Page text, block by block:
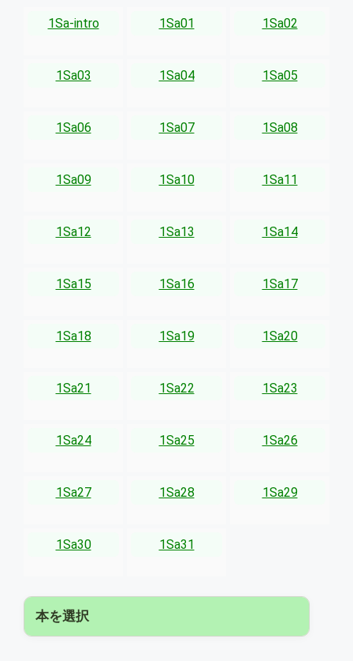
1Sa-intro 1Sa01 1Sa02
1Sa03 1Sa04 1Sa05
1Sa06 1Sa07 1Sa08
1Sa09 1Sa10 1Sa11
1Sa12 1Sa13 1Sa14
1Sa15 1Sa16 1Sa17
1Sa18 1Sa19 1Sa20
1Sa21 1Sa22 1Sa23
1Sa24 1Sa25 1Sa26
1Sa27 1Sa28 1Sa29
1Sa30 1Sa31
本を選択